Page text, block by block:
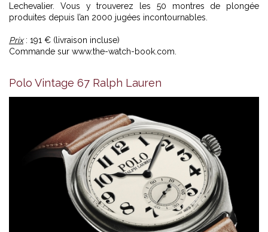
Lechevalier. Vous y trouverez les 50 montres de plongée
produites depuis l’an 2000 jugées incontournables.
Prix: 191 € (livraison incluse)
Commande sur www.the-watch-book.com
Polo Vintage 67 Ralph Lauren